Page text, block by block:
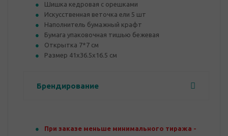
Шишка кедровая с орешками
Искусственная веточка ели 5 шт
Наполнитель бумажный крафт
Бумага упаковочная тишью бежевая
Открытка 7*7 см
Размер 41х36.5х16.5 см
Брендирование
При заказе меньше минимального тиража -